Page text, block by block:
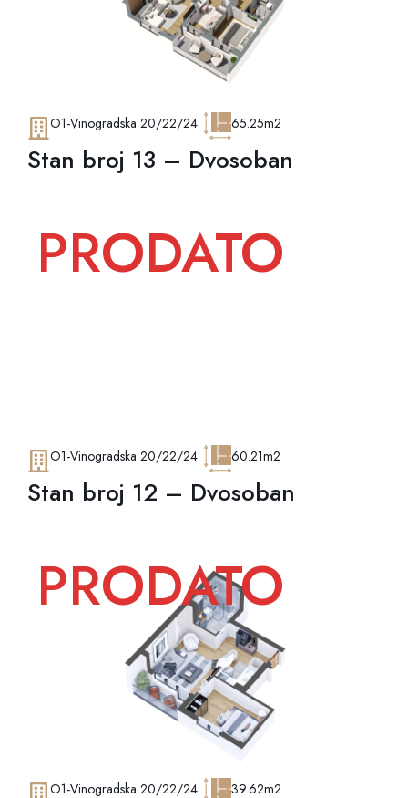
O1-Vinogradska 20/22/24 65.25m2
Stan broj 13 – Dvosoban
PRODATO
O1-Vinogradska 20/22/24 60.21m2
Stan broj 12 – Dvosoban
PRODATO
O1-Vinogradska 20/22/24 39.62m2